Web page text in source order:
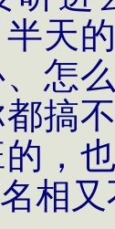
天
怎
搞
，
相